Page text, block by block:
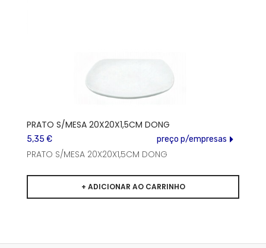
PRATO S/MESA 20X20X1,5CM DONG
5,35 € preço p/empresas
PRATO S/MESA 20X20X1,5CM DONG